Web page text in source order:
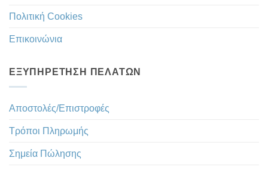
Πολιτική Cookies
Επικοινώνια
ΕΞΥΠΗΡΈΤΗΣΗ ΠΕΛΑΤΏΝ
Αποστολές/Επιστροφές
Τρόποι Πληρωμής
Σημεία Πώλησης